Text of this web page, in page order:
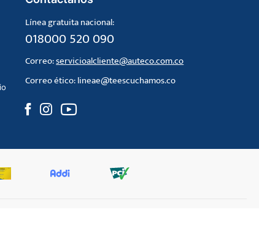
Línea gratuita nacional:
018000 520 090
Correo:servicioalcliente@auteco.com.co
Correo ético:lineae@teescuchamos.co